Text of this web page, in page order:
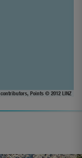
contributors, Points © 2012 LINZ